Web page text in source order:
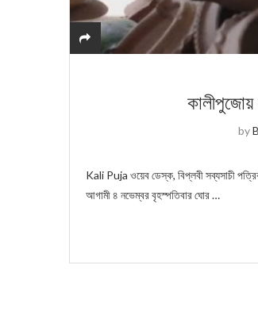
কালীপুজোয়
by
Kali Puja ওয়েব ডেস্ক, বিপ্লবী সব্যসাচী
আগামী ৪ নভেম্বর বৃহস্পতিবার ঘোর …